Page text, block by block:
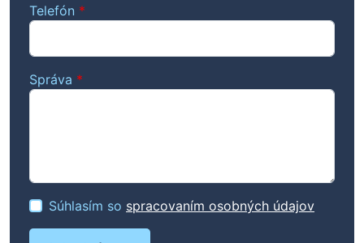
Telefón *
Správa *
Súhlasím so spracovaním osobných údajov